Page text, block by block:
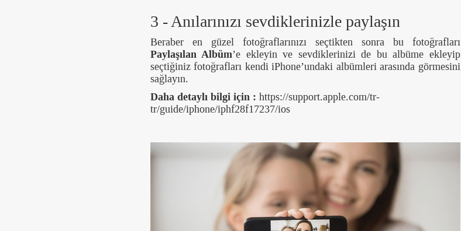
3 - Anılarınızı sevdiklerinizle paylaşın
Beraber en güzel fotoğraflarınızı seçtikten sonra bu fotoğrafları
Paylaşılan Albüm’e ekleyin ve sevdiklerinizi de bu albüme ekleyip
seçtiğiniz fotoğrafları kendi iPhone’undaki albümleri arasında görmesini
sağlayın.
Daha detaylı bilgi için : https://support.apple.com/tr-
tr/guide/iphone/iphf28f17237/ios